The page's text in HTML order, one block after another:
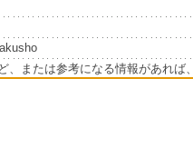
、または参考になる情報があれば